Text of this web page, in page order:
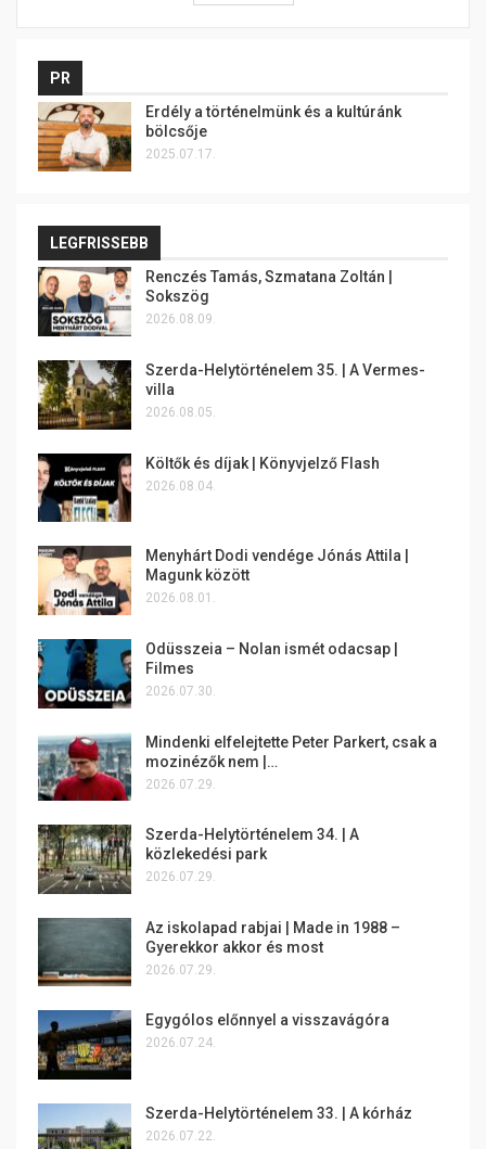
PR
Erdély a történelmünk és a kultúránk
bölcsője
2025.07.17.
LEGFRISSEBB
Renczés Tamás, Szmatana Zoltán |
Sokszög
2026.08.09.
Szerda-Helytörténelem 35. | A Vermes-
villa
2026.08.05.
Költők és díjak | Könyvjelző Flash
2026.08.04.
Menyhárt Dodi vendége Jónás Attila |
Magunk között
2026.08.01.
Odüsszeia – Nolan ismét odacsap |
Filmes
2026.07.30.
Mindenki elfelejtette Peter Parkert, csak a
mozinézők nem |…
2026.07.29.
Szerda-Helytörténelem 34. | A
közlekedési park
2026.07.29.
Az iskolapad rabjai | Made in 1988 –
Gyerekkor akkor és most
2026.07.29.
Egygólos előnnyel a visszavágóra
2026.07.24.
Szerda-Helytörténelem 33. | A kórház
2026.07.22.